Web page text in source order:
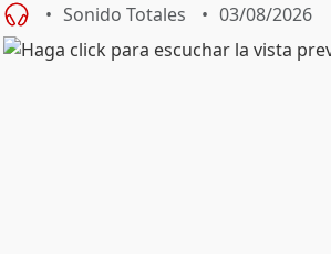
Sonido Totales 03/08/2026